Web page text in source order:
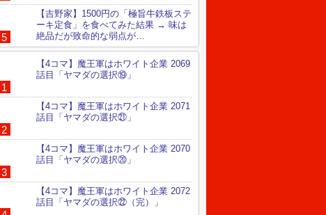
【吉野家】1500円の「極旨牛鉄板ステ
ーキ定食」を食べてみた結果 → 味は
絶品だが致命的な弱点が…
【4コマ】魔王軍はホワイト企業 2069
話目「ヤマダの選択⑲」
【4コマ】魔王軍はホワイト企業 2071
話目「ヤマダの選択㉑」
【4コマ】魔王軍はホワイト企業 2070
話目「ヤマダの選択⑳」
【4コマ】魔王軍はホワイト企業 2072
話目「ヤマダの選択㉒（完）」